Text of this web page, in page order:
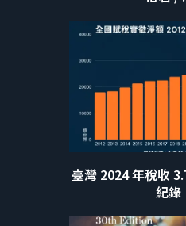
臺灣 2024 年稅收
紀錄